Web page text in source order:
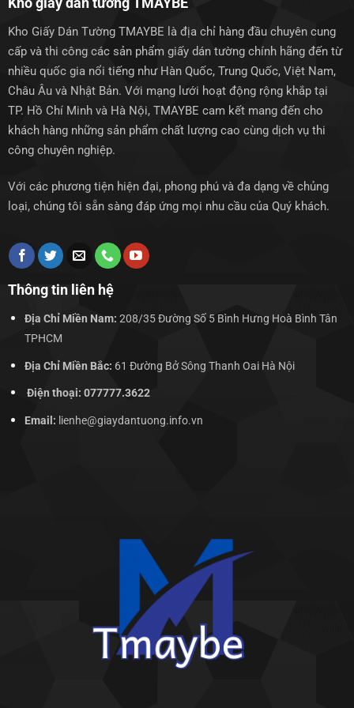
Kho Giấy Dán Tường TMAYBE là địa chỉ hàng đầu chuyên cung
cấp và thi công các sản phẩm giấy dán tường chính hãng đến từ
nhiều quốc gia nổi tiếng như Hàn Quốc, Trung Quốc, Việt Nam,
Châu Âu và Nhật Bản. Với mạng lưới hoạt động rộng khắp tại
TP. Hồ Chí Minh và Hà Nội, TMAYBE cam kết mang đến cho
khách hàng những sản phẩm chất lượng cao cùng dịch vụ thi
công chuyên nghiệp.
Với các phương tiện hiện đại, phong phú và đa dạng về chủng
loại, chúng tôi sẵn sàng đáp ứng mọi nhu cầu của Quý khách.
Thông tin liên hệ
Địa Chỉ Miền Nam: 208/35 Đường Số 5 Bình Hưng Hoà Bình Tân
TPHCM
Địa Chỉ Miền Bắc: 61 Đường Bở Sông Thanh Oai Hà Nội
Điện thoại: 077777.3622
Email: lienhe@giaydantuong.info.vn